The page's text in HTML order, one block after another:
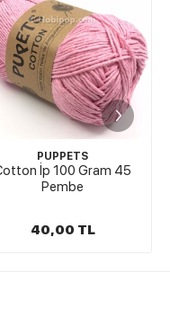
PUPPETS
İp 100 Gram 45
Pembe
40,00 TL